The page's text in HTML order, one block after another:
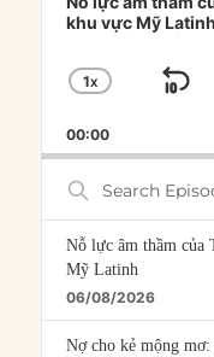
khu vực Mỹ Latinh
CHANGE
RATE
1X
00:00
Search
Episodes
Nỗ lực âm thầm của
Mỹ Latinh
06/08/2026
Nợ cho kẻ mộng